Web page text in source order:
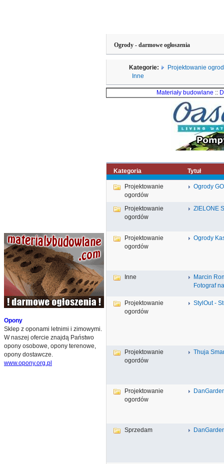
Opony
Sklep z oponami letnimi i zimowymi.
W naszej ofercie znajdą Państwo
opony osobowe, opony terenowe,
opony dostawcze.
www.opony.org.pl
Ogrody - darmowe ogłoszenia
Kategorie:
Projektowanie
Inne
Materiały budowlane ::
Kategoria Tytuł
Projektowanie
ogordów
Ogrody
Projektowanie
ogordów
ZIELONE
Projektowanie
ogordów
Ogrody
Inne
Marcin
Fotograf
Projektowanie
ogordów
StylOut -
Projektowanie
ogordów
Thuja
Projektowanie
ogordów
Sprzedam